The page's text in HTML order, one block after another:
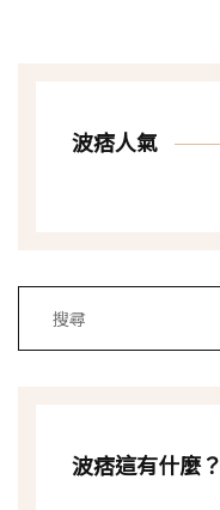
波痞人氣
波痞這有什麼？